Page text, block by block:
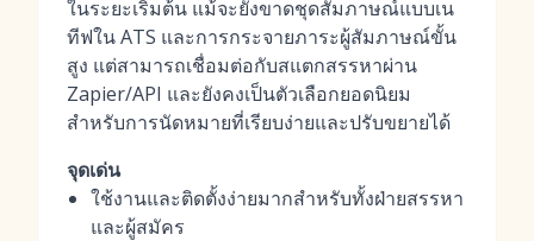
ในระยะเริ่มต้น แม้จะยังขาดชุดสัมภาษณ์แบบเน
ทีฟใน ATS และการกระจายภาระผู้สัมภาษณ์ขั้น
สูง แต่สามารถเชื่อมต่อกับสแตกสรรหาผ่าน
Zapier/API และยังคงเป็นตัวเลือกยอดนิยม
สำหรับการนัดหมายที่เรียบง่ายและปรับขยายได้
จุดเด่น
ใช้งานและติดตั้งง่ายมากสำหรับทั้งฝ่ายสรรหา
และผู้สมัคร